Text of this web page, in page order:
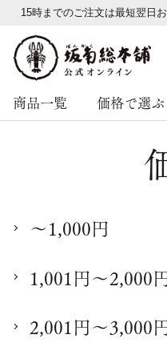
15時までのご注文は最短翌日
商品一覧 価格で選ぶ
～1,000円
1,001円～2,000
2,001円～3,000